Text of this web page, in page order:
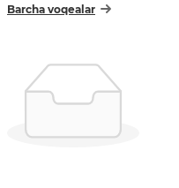
Barcha voqealar